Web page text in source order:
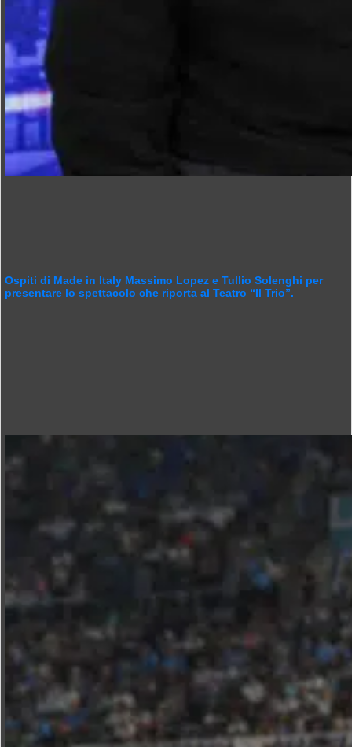
Ospiti di Made in Italy Massimo Lopez e Tullio Solenghi per
presentare lo spettacolo che riporta al Teatro “Il Trio”.